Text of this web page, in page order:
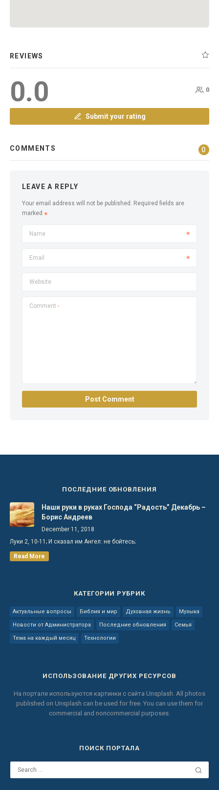
REVIEWS
0.0 0
Submit your rating
COMMENTS 0
LEAVE A REPLY
Your email address will not be published. Required fields are
marked
Name
Email
Website
Comment *
ПОСЛЕДНИЕ ОБНОВЛЕНИЯ
Наши руки в руках Господа “Радость” Декабрь –
Борис Андреев
December 11, 2018
Луки 2, 10-11; И сказал им Ангел: не бойтесь;
Read More
КАТЕГОРИИ РУБРИК
Актуальные вопросы Библия и мир Духовная жизнь Музыка
Новости от Администратора Последние обновления Семья
Тема на каждый месяц Технологии
ИСПОЛЬЗОВАНИЕ ДРУГИХ РЕСУРСОВ
На портале используются картинки с сайта Unsplash. All photos
published on Unsplash can be used for free. You can use them for
commercial and noncommercial purposes.
ПОИСК ПОРТАЛА